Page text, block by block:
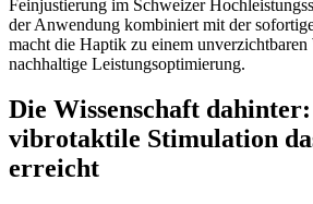
Feinjustierung im Schweizer
der Anwendung kombiniert mit der
macht die Haptik zu einem
nachhaltige Leistungsoptimierung.
Die Wissenschaft
vibrotaktile Stimulation
erreicht